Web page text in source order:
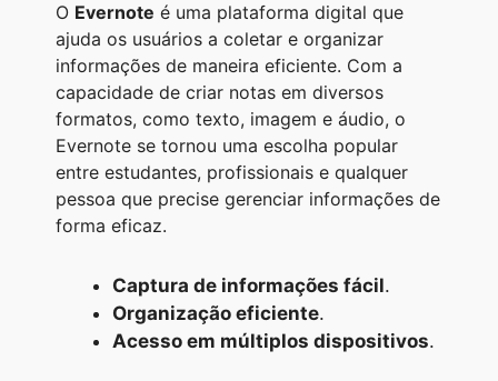
O Evernote é uma plataforma digital que
ajuda os usuários a coletar e organizar
informações de maneira eficiente. Com a
capacidade de criar notas em diversos
formatos, como texto, imagem e áudio, o
Evernote se tornou uma escolha popular
entre estudantes, profissionais e qualquer
pessoa que precise gerenciar informações de
forma eficaz.
Captura de informações fácil.
Organização eficiente.
Acesso em múltiplos dispositivos.